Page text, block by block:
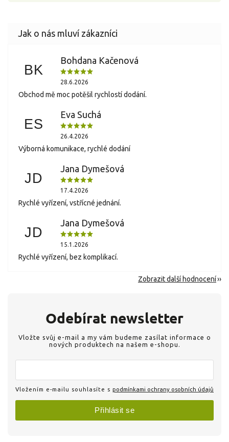
BK
Bohdana Kačenová
28.6.2026
Obchod mě moc potěšil rychlostí dodání.
ES
Eva Suchá
26.4.2026
Výborná komunikace, rychlé dodání
JD
Jana Dymešová
17.4.2026
Rychlé vyřízení, vstřícné jednání.
JD
Jana Dymešová
15.1.2026
Rychlé vyřízení, bez komplikací.
Zobrazit další hodnocení
Odebírat newsletter
Vložte svůj e-mail a my vám budeme zasílat informace o
nových produktech na našem e-shopu.
Vložením e-mailu souhlasíte s podmínkami ochrany osobních údajů
Přihlásit se